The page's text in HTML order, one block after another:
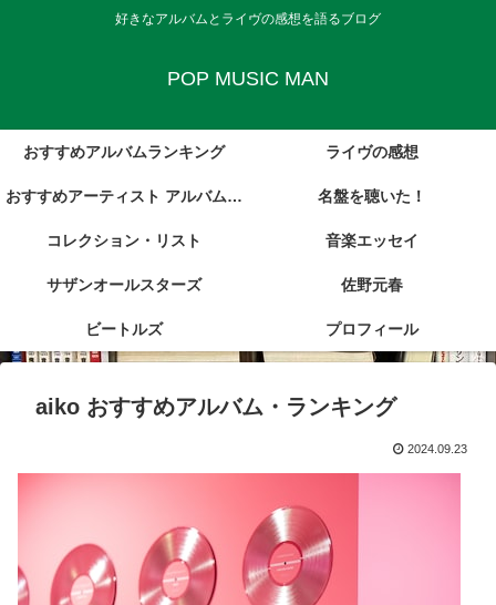
好きなアルバムとライヴの感想を語るブログ
POP MUSIC MAN
おすすめアルバムランキング ライヴの感想
おすすめアーティスト アルバム・
レビュー集
名盤を聴いた！
コレクション・リスト 音楽エッセイ
サザンオールスターズ 佐野元春
ビートルズ プロフィール
aiko おすすめアルバム・ランキング
2024.09.23